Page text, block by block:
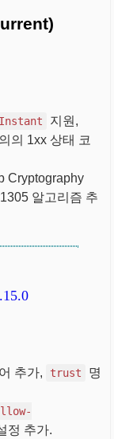
지원,
의 1xx 상태 코
Cryptography
알고리즘 추
추가, trust
명
정 추가.